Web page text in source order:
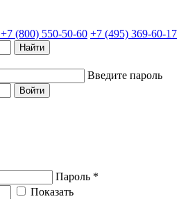
+7 (800) 550-50-60 +7 (495) 369-60-17
Найти
Введите пароль
Войти
Пароль *
Показать